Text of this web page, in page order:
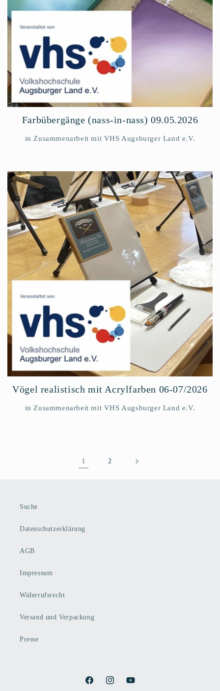
Farbübergänge (nass-in-nass) 09.05.2026
in Zusammenarbeit mit VHS Augsburger Land e.V.
Vögel realistisch mit Acrylfarben 06-07/2026
in Zusammenarbeit mit VHS Augsburger Land e.V.
1 2
Suche
Datenschutzerklärung
AGB
Impressum
Widerrufsrecht
Versand und Verpackung
Presse
FacebookInstagramYouTube